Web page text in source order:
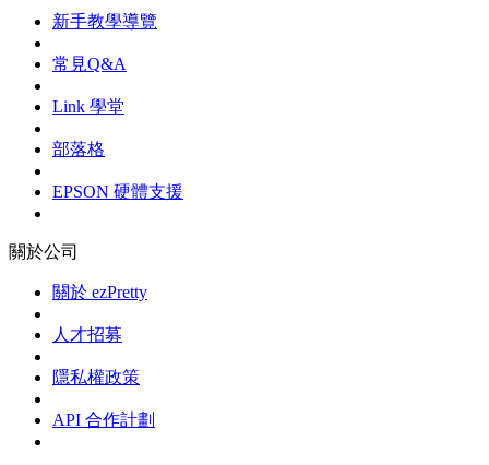
新手教學導覽
常見Q&A
Link 學堂
部落格
EPSON 硬體支援
關於公司
關於 ezPretty
人才招募
隱私權政策
API 合作計劃